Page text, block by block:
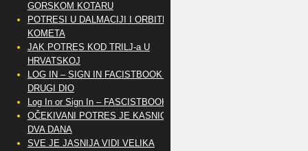
GORSKOM KOTARU
POTRESI U DALMACIJI I ORBITE
KOMETA
JAK POTRES KOD TRILJ-a U
HRVATSKOJ
LOG IN – SIGN IN FACISTBOOK –
DRUGI DIO
Log In or Sign In – FASCISTBOOK
OČEKIVANI POTRES JE KASNIO
DVA DANA
SVE JE JASNIJA VIDI VELIKA